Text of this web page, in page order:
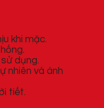
khi mặc.
dụng.
nhiên và ánh
tiết.